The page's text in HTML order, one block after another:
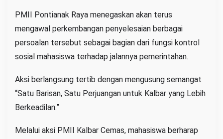
PMII Pontianak Raya menegaskan akan terus
mengawal perkembangan penyelesaian berbagai
persoalan tersebut sebagai bagian dari fungsi kontrol
sosial mahasiswa terhadap jalannya pemerintahan.
Aksi berlangsung tertib dengan mengusung semangat
“Satu Barisan, Satu Perjuangan untuk Kalbar yang Lebih
Berkeadilan.”
Melalui aksi PMII Kalbar Cemas, mahasiswa berharap